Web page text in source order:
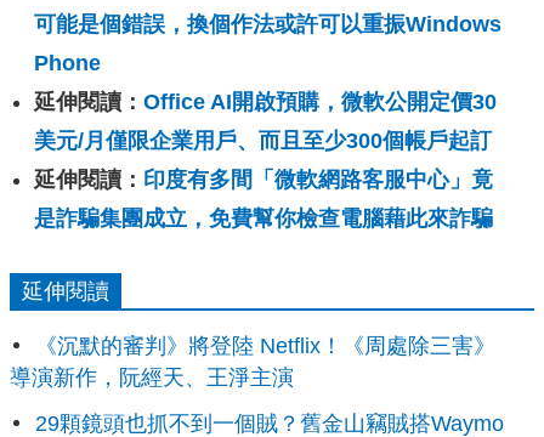
可能是個錯誤，換個作法或許可以重振Windows
Phone
延伸閱讀： Office AI開啟預購，微軟公開定價30
美元/月僅限企業用戶、而且至少300個帳戶起訂
延伸閱讀： 印度有多間「微軟網路客服中心」竟
是詐騙集團成立，免費幫你檢查電腦藉此來詐騙
延伸閱讀
《沉默的審判》將登陸 Netflix！《周處除三害》
導演新作，阮經天、王淨主演
29顆鏡頭也抓不到一個賊？舊金山竊賊搭Waymo